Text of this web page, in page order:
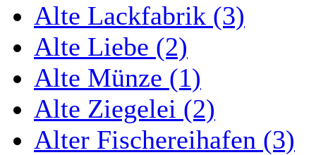
Alte Lackfabrik (3)
Alte Liebe (2)
Alte Münze (1)
Alte Ziegelei (2)
Alter Fischereihafen (3)